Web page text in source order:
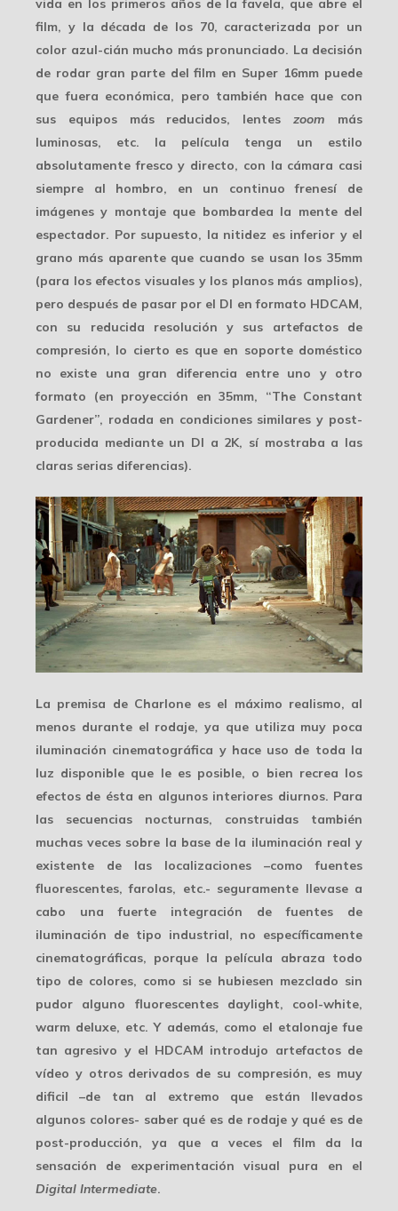
vida en los primeros años de la favela, que abre el
film, y la década de los 70, caracterizada por un
color azul-cián mucho más pronunciado. La decisión
de rodar gran parte del film en Super 16mm puede
que fuera económica, pero también hace que con
sus equipos más reducidos, lenteszoom más
luminosas, etc. la película tenga un estilo
absolutamente fresco y directo, con la cámara casi
siempre al hombro, en un continuofrenesí de
imágenes y montaje que bombardea la mente del
espectador. Por supuesto, la nitidez es inferior y el
grano más aparente que cuando se usan los 35mm
(para los efectos visuales y los planos más amplios),
pero después de pasar por el DI en formato HDCAM,
con su reducida resolución y sus artefactos de
compresión, lo cierto es que en soporte doméstico
no existe una gran diferencia entre uno y otro
formato (en proyección en 35mm, “The Constant
Gardener”, rodada en condiciones similares y post-
producida mediante un DI a 2K, sí mostraba a las
claras serias diferencias).
La premisa de Charlone es el máximo realismo, al
menos durante el rodaje, ya que utiliza muy poca
iluminación cinematográfica y hace uso de toda la
luz disponible que le es posible, o bien recrea los
efectos de ésta en algunos interiores diurnos. Para
las secuencias nocturnas, construidas también
muchas veces sobre la base de la iluminación real y
existente de las localizaciones –como fuentes
fluorescentes, farolas, etc.- seguramente llevase a
cabo una fuerte integración de fuentes de
iluminación de tipo industrial, no específicamente
cinematográficas, porque la película abraza todo
tipo de colores, como si se hubiesen mezclado sin
pudor alguno fluorescentes daylight, cool-white,
warm deluxe, etc. Y además, como el etalonaje fue
tan agresivo y el HDCAM introdujo artefactos de
vídeo y otros derivados de su compresión, es muy
dificil –de tan al extremo que están llevados
algunos colores- saber qué es de rodaje y qué es de
post-producción, ya que a veces el film da la
sensación de experimentación visual pura en el
Digital Intermediate.